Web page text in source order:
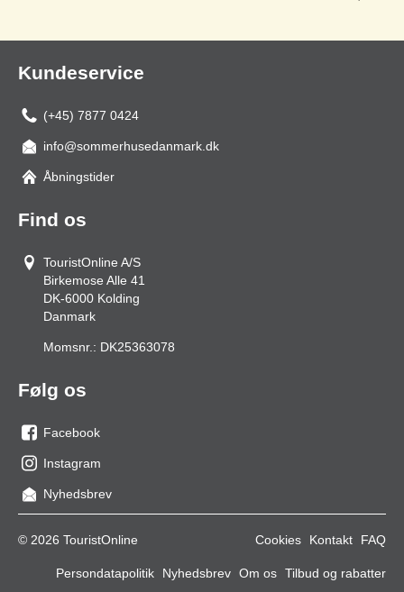
Kundeservice
(+45) 7877 0424
info@sommerhusedanmark.dk
Åbningstider
Find os
TouristOnline A/S
Birkemose Alle 41
DK-6000 Kolding
Danmark
Momsnr.: DK25363078
Følg os
os
på
facebook
Facebook
os
på
Instagram
Nyhedsbrev
© 2026 TouristOnline Cookies Kontakt FAQ
Persondatapolitik Nyhedsbrev Om os Tilbud og rabatter